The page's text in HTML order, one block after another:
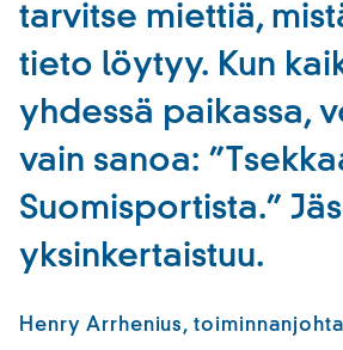
tarvitse miettiä,
tieto löytyy. Kun
yhdessä paikassa,
vain sanoa:
Suomisportista.”
yksinkertaistuu.
Henry Arrhenius,